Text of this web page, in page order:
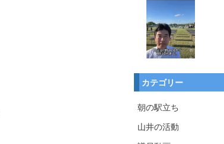
カテゴリー
朝の駅立ち
山井の活動